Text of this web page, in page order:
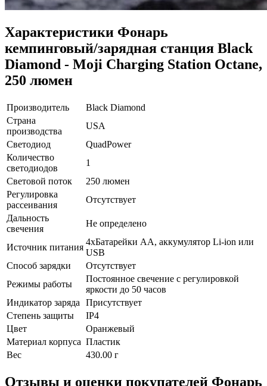
Характеристики Фонарь
кемпинговый/зарядная станция Black
Diamond - Moji Charging Station Octane,
250 люмен
Производитель
Black Diamond
Страна
производства
USA
Светодиод
QuadPower
Количество
светодиодов
1
Световой поток
250 люмен
Регулировка
рассеивания
Отсутствует
Дальность
свечения
Не определено
Источник питания
4xБатарейки АА, аккумулятор Li-ion или
USB
Способ зарядки
Отсутствует
Режимы работы
Постоянное свечение с регулировкой
яркости до 50 часов
Индикатор заряда
Присутствует
Степень защиты
IP4
Цвет
Оранжевый
Материал корпуса Пластик
Вес
430.00 г
Отзывы и оценки покупателей Фонарь